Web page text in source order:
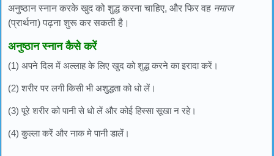
अनुष्ठान स्नान करके खुद को शुद्ध करना चाहिए, और फिर वह नमाज
(प्रार्थना) पढ़ना शुरू कर सकती है।
अनुष्ठान स्नान कैसे करें
(1) अपने दिल में अल्लाह के लिए खुद को शुद्ध करने का इरादा करें।
(2) शरीर पर लगी किसी भी अशुद्धता को धो लें।
(3) पूरे शरीर को पानी से धो लें और कोई हिस्सा सूखा न रहे।
(4) कुल्ला करें और नाक मे पानी डालें।